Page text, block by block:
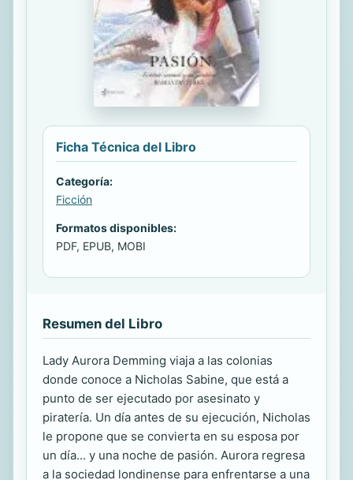
Ficha Técnica del Libro
Categoría:
Ficción
Formatos disponibles:
PDF, EPUB, MOBI
Resumen del Libro
Lady Aurora Demming viaja a las colonias
donde conoce a Nicholas Sabine, que está a
punto de ser ejecutado por asesinato y
piratería. Un día antes de su ejecución, Nicholas
le propone que se convierta en su esposa por
un día... y una noche de pasión. Aurora regresa
a la sociedad londinense para enfrentarse a una